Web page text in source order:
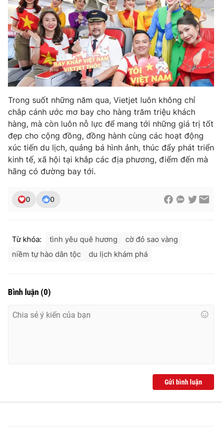
Trong suốt những năm qua, Vietjet luôn không chỉ
chắp cánh ước mơ bay cho hàng trăm triệu khách
hàng, mà còn luôn nỗ lực để mang tới những giá trị tốt
đẹp cho cộng đồng, đồng hành cùng các hoạt động
xúc tiến du lịch, quảng bá hình ảnh, thúc đẩy phát triển
kinh tế, xã hội tại khắp các địa phương, điểm đến mà
hãng có đường bay tới.
0 0
Từ khóa: tình yêu quê hương
cờ đỏ sao vàng
niềm tự hào dân tộc
du lịch khám phá
Bình luận (0)
Gửi bình luận